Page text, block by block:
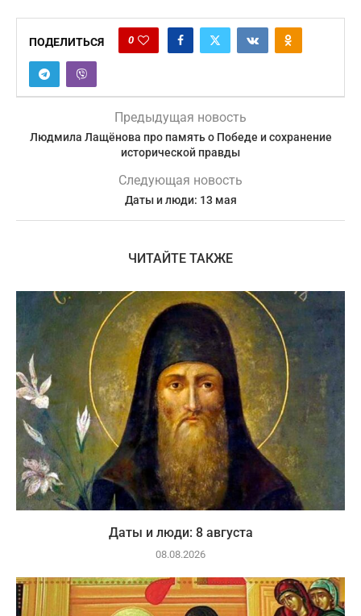
ПОДЕЛИТЬСЯ 0
Предыдущая новость
Людмила Лащёнова про память о Победе и сохранение
исторической правды
Следующая новость
Даты и люди: 13 мая
ЧИТАЙТЕ ТАКЖЕ
Даты и люди: 8 августа
08.08.2026